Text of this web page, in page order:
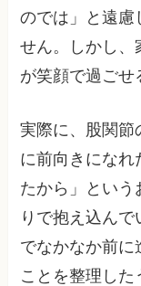
のでは」と遠慮
せん。しかし、
が笑顔で過ごせ
実際に、股関節
に前向きになれ
たから」という
りで抱え込ん
でなかなか前に
ことを整理し